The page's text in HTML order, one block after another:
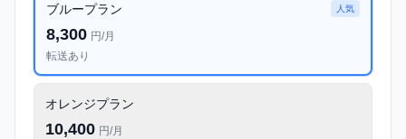
ブループラン 人気
8,300 円/月
転送あり
オレンジプラン
10,400 円/月